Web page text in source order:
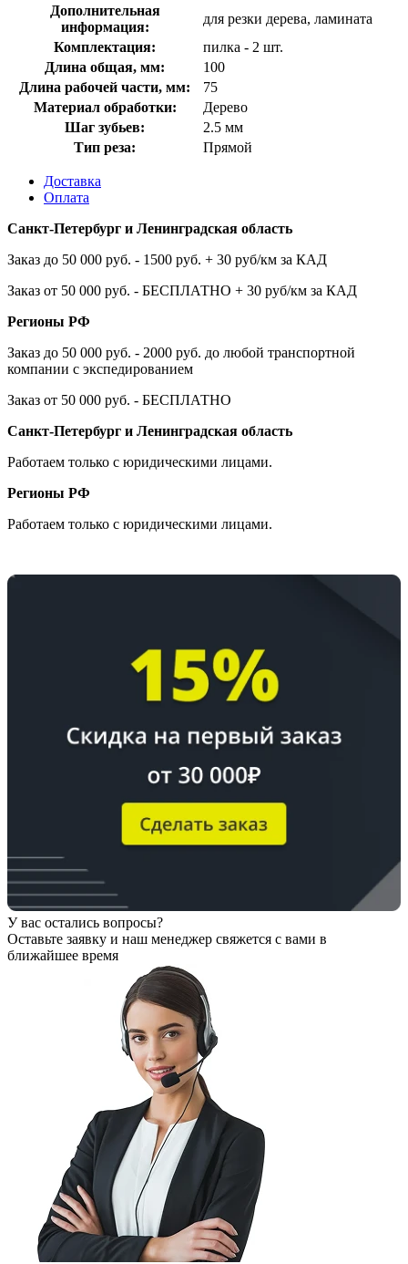
Дополнительная
информация:
для резки дерева, ламината
Комплектация:
пилка - 2 шт.
Длина общая, мм:
100
Длина рабочей части, мм:
75
Материал обработки:
Дерево
Шаг зубьев:
2.5 мм
Тип реза:
Прямой
Доставка
Оплата
Санкт-Петербург и Ленинградская область
Заказ до 50 000 руб. - 1500 руб. + 30 руб/км за КАД
Заказ от 50 000 руб. - БЕСПЛАТНО + 30 руб/км за КАД
Регионы РФ
Заказ до 50 000 руб. - 2000 руб. до любой транспортной
компании с экспедированием
Заказ от 50 000 руб. - БЕСПЛАТНО
Санкт-Петербург и Ленинградская область
Работаем только с юридическими лицами.
Регионы РФ
Работаем только с юридическими лицами.
У вас остались вопросы?
Оставьте заявку и наш менеджер свяжется с вами в
ближайшее время